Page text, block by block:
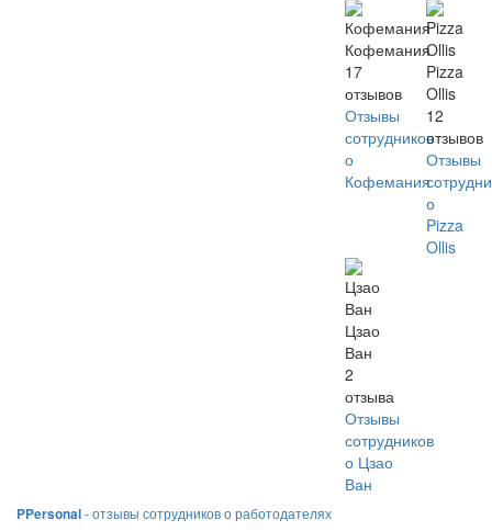
Кофемания
17
отзывов
Отзывы
сотрудников
о
Кофемания
Pizza
Ollis
12
отзывов
Отзывы
о
Pizza
Ollis
Цзао
Ван
2
отзыва
Отзывы
сотрудников
о Цзао
Ван
PPersonal- отзывы сотрудников о работодателях